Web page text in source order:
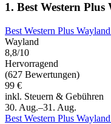
1. Best Western
Best Western Plus
Wayland
8,8/10
Hervorragend
(627 Bewertungen)
99 €
inkl. Steuern & Gebühren
30. Aug.–31. Aug.
Best Western Plus